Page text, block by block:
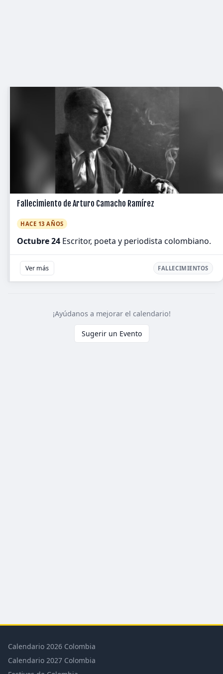
Fallecimiento de Arturo Camacho Ramírez
HACE 13 AÑOS
Octubre 24 Escritor, poeta y periodista colombiano.
Ver más FALLECIMIENTOS
¡Ayúdanos a mejorar el calendario!
Sugerir un Evento
Calendario 2026 Colombia
Calendario 2027 Colombia